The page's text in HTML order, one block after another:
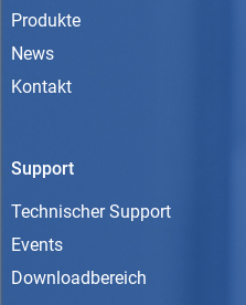
Produkte
News
Kontakt
Support
Technischer Support
Events
Downloadbereich